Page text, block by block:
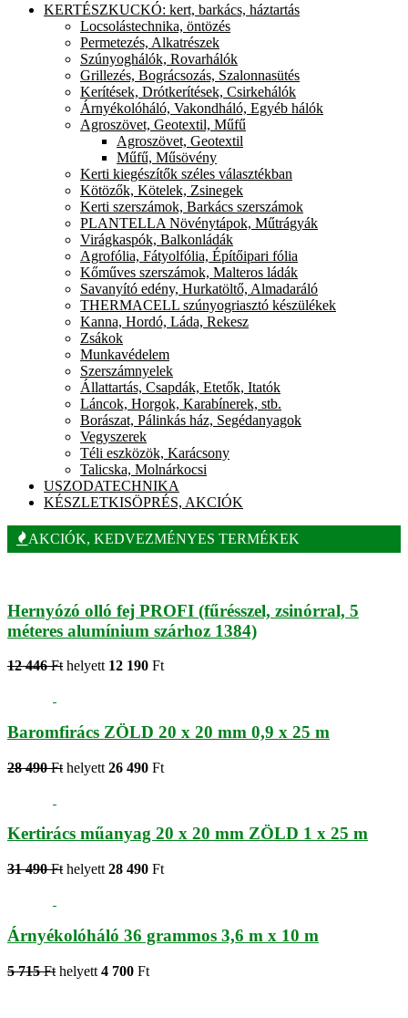
KERTÉSZKUCKÓ: kert, barkács, háztartás
Locsolástechnika, öntözés
Permetezés, Alkatrészek
Szúnyoghálók, Rovarhálók
Grillezés, Bográcsozás, Szalonnasütés
Kerítések, Drótkerítések, Csirkehálók
Árnyékolóháló, Vakondháló, Egyéb hálók
Agroszövet, Geotextil, Műfű
Agroszövet, Geotextil
Műfű, Műsövény
Kerti kiegészítők széles választékban
Kötözők, Kötelek, Zsinegek
Kerti szerszámok, Barkács szerszámok
PLANTELLA Növénytápok, Műtrágyák
Virágkaspók, Balkonládák
Agrofólia, Fátyolfólia, Építőipari fólia
Kőműves szerszámok, Malteros ládák
Savanyító edény, Hurkatöltő, Almadaráló
THERMACELL szúnyogriasztó készülékek
Kanna, Hordó, Láda, Rekesz
Zsákok
Munkavédelem
Szerszámnyelek
Állattartás, Csapdák, Etetők, Itatók
Láncok, Horgok, Karabínerek, stb.
Borászat, Pálinkás ház, Segédanyagok
Vegyszerek
Téli eszközök, Karácsony
Talicska, Molnárkocsi
USZODATECHNIKA
KÉSZLETKISÖPRÉS, AKCIÓK
AKCIÓK, KEDVEZMÉNYES TERMÉKEK
Hernyózó olló fej PROFI (fűrésszel, zsinórral, 5
méteres alumínium szárhoz 1384)
12 446 Ft helyett 12 190 Ft
Baromfirács ZÖLD 20 x 20 mm 0,9 x 25 m
28 490 Ft helyett 26 490 Ft
Kertirács műanyag 20 x 20 mm ZÖLD 1 x 25 m
31 490 Ft helyett 28 490 Ft
Árnyékolóháló 36 grammos 3,6 m x 10 m
5 715 Ft helyett 4 700 Ft